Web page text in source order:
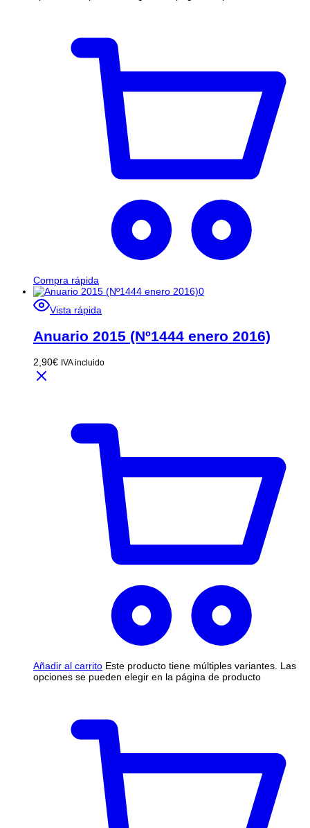
Compra rápida
Vista rápida
Anuario 2015 (Nº1444 enero 2016)
2,90€ IVA incluido
Añadir al carrito Este producto tiene múltiples variantes. Las
opciones se pueden elegir en la página de producto